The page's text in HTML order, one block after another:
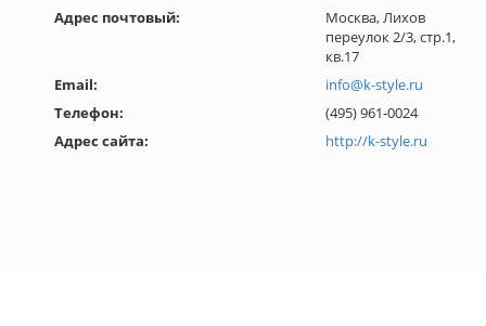
Адрес почтовый:
Москва, Лихов
переулок 2/3, стр.1,
кв.17
Email:
info@k-style.ru
Телефон:
(495) 961-0024
Адрес сайта:
http://k-style.ru